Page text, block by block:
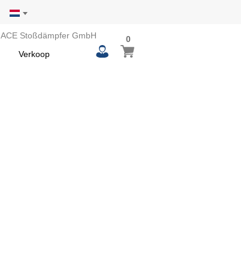
ACE Stoßdämpfer GmbH
Verkoop
Winkelwagen
00
items